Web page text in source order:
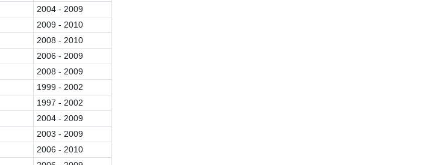
2004 - 2009
2009 - 2010
2008 - 2010
2006 - 2009
2008 - 2009
1999 - 2002
1997 - 2002
2004 - 2009
2003 - 2009
2006 - 2010